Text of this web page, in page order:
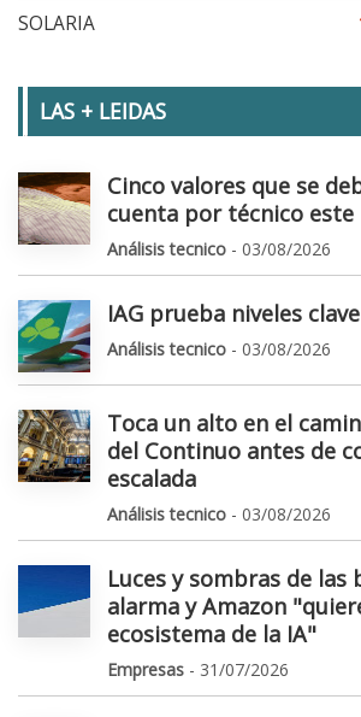
SOLARIA
LAS + LEIDAS
Cinco valores que se
cuenta por técnico este
Análisis tecnico - 03/08/2026
IAG prueba niveles clave
Análisis tecnico - 03/08/2026
Toca un alto en el
del Continuo antes de
escalada
Análisis tecnico - 03/08/2026
Luces y sombras de las
alarma y Amazon
ecosistema de la IA"
Empresas - 31/07/2026